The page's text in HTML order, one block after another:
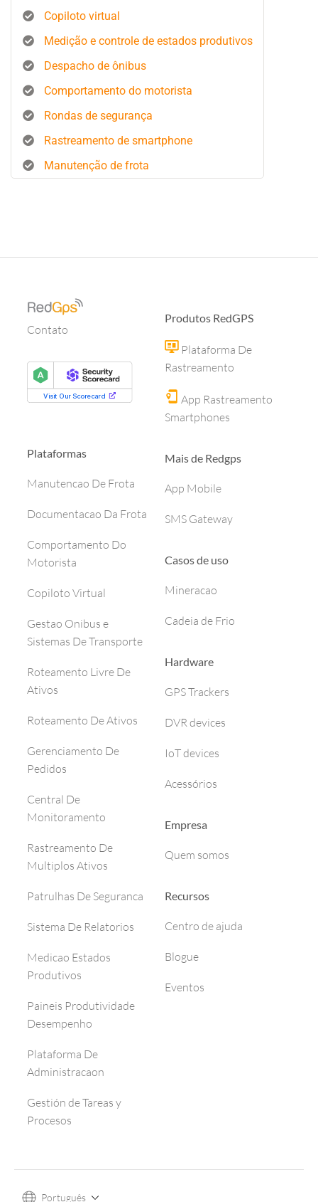
Copiloto virtual
Medição e controle de estados produtivos
Despacho de ônibus
Comportamento do motorista
Rondas de segurança
Rastreamento de smartphone
Manutenção de frota
Contato
Plataformas
Manutencao De Frota
Documentacao Da Frota
Comportamento Do
Motorista
Copiloto Virtual
Gestao Onibus e
Sistemas De Transporte
Roteamento Livre De
Ativos
Roteamento De Ativos
Gerenciamento De
Pedidos
Central De
Monitoramento
Rastreamento De
Multiplos Ativos
Patrulhas De Seguranca
Sistema De Relatorios
Medicao Estados
Produtivos
Paineis Produtividade
Desempenho
Plataforma De
Administracaon
Gestión de Tareas y
Procesos
Produtos RedGPS
Plataforma De
Rastreamento
App Rastreamento
Smartphones
Mais de Redgps
App Mobile
SMS Gateway
Casos de uso
Mineracao
Cadeia de Frio
Hardware
GPS Trackers
DVR devices
IoT devices
Acessórios
Empresa
Quem somos
Recursos
Centro de ajuda
Blogue
Eventos
Português